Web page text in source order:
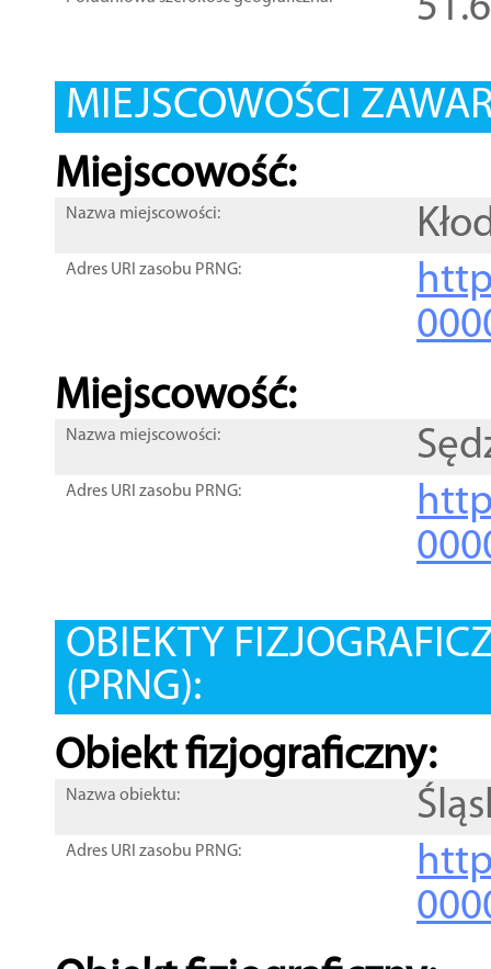
MIEJSCOWOŚCI
Miejscowość:
Nazwa miejscowości:
Adres URI zasobu PRNG:
Miejscowość:
Nazwa miejscowości:
Adres URI zasobu PRNG:
OBIEKTY
(PRNG):
Obiekt fizjograficzny:
Nazwa obiektu:
Adres URI zasobu PRNG: